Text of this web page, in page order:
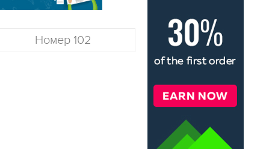
Номер 102